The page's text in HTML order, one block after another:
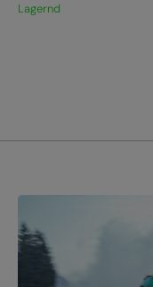
Lagernd